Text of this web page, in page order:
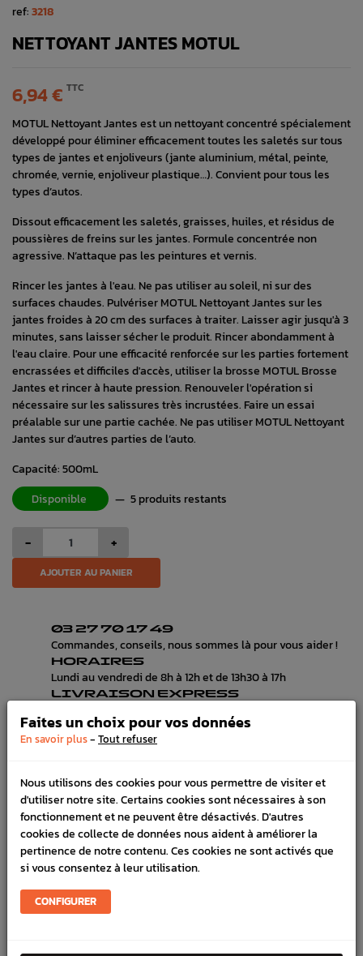
ref:3218
NETTOYANT JANTES MOTUL
6,94 € TTC
MOTUL Nettoyant Jantes est un nettoyant concentré spécialement
développé pour éliminer efficacement toutes les saletés sur tous
types de jantes et enjoliveurs (jante aluminium, métal, peinte,
chromée, vernie, enjoliveur plastique…). Convient pour tous les
types d’autos.
Dissout efficacement les saletés, graisses, huiles, et résidus de
poussières de freins sur les jantes. Formule concentrée non
agressive. N’attaque pas les peintures et vernis.
Rincer les jantes à l'eau. Ne pas utiliser au soleil, ni sur des
surfaces chaudes. Pulvériser MOTUL Nettoyant Jantes sur les
jantes froides à 20 cm des surfaces à traiter. Laisser agir jusqu'à 3
minutes, sans laisser sécher le produit. Rincer abondamment à
l'eau claire. Pour une efficacité renforcée sur les parties fortement
encrassées et difficiles d'accès, utiliser la brosse MOTUL Brosse
Jantes et rincer à haute pression. Renouveler l'opération si
nécessaire sur les salissures très incrustées. Faire un essai
préalable sur une partie cachée. Ne pas utiliser MOTUL Nettoyant
Jantes sur d’autres parties de l’auto.
Capacité: 500mL
Disponible
— 5 produits restants
- +
AJOUTER AU PANIER
03 27 70 17 49
Commandes, conseils, nous sommes là pour vous aider !
HORAIRES
Lundi au vendredi de 8h à 12h et de 13h30 à 17h
LIVRAISON EXPRESS
PAIEMENT CB
100% sécurisé, payez en 3x, 4x ou 10x avec frais votre
DÉTAILS DU PRODUIT
LIVRAISON
Faites un choix pour vos données
En savoir plus- Tout refuser
Nous utilisons des cookies pour vous permettre de visiter et
d'utiliser notre site. Certains cookies sont nécessaires à son
fonctionnement et ne peuvent être désactivés. D'autres
cookies de collecte de données nous aident à améliorer la
pertinence de notre contenu. Ces cookies ne sont activés que
si vous consentez à leur utilisation.
CONFIGURER